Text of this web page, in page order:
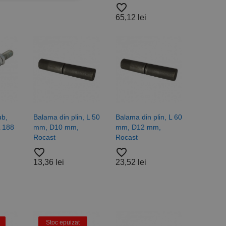
favorite_border
65,12 lei
188
Balama din plin, L 50
mm, D10 mm,
Rocast
favorite_border
13,36 lei
Balama din plin, L 60
mm, D12 mm,
Rocast
favorite_border
23,52 lei
Stoc epuizat
pentru a aminti
Este necesar
variabilelor de
generat
ului, dar un bun
utilizator între
frecvent utilizat.
date privind